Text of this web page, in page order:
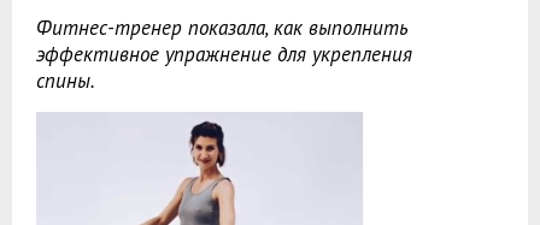
Фитнес-тренер показала, как выполнить
эффективное упражнение для укрепления
спины.